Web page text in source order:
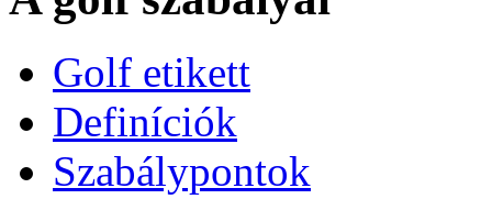
Golf etikett
Definíciók
Szabálypontok